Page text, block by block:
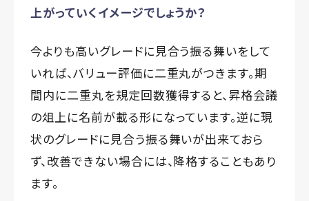
上がっていくイメージでしょうか？
今よりも高いグレードに見合う振る舞いをして
いれば、バリュー評価に二重丸がつきます。期
間内に二重丸を規定回数獲得すると、昇格会議
の俎上に名前が載る形になっています。逆に現
状のグレードに見合う振る舞いが出来ておら
ず、改善できない場合には、降格することもあり
ます。